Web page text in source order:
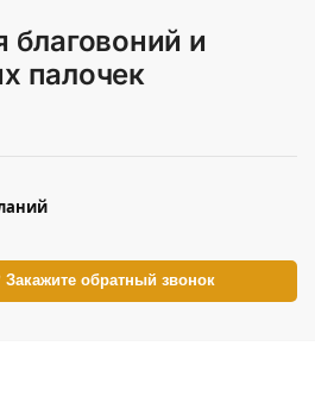
благовоний и
палочек
обратный звонок